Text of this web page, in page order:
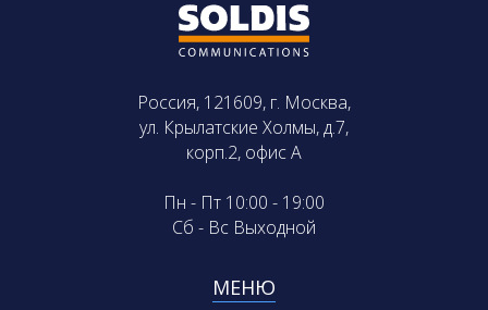
Россия, 121609, г. Москва,
ул. Крылатские Холмы, д.7,
корп.2, офис А
Пн - Пт 10:00 - 19:00
Сб - Вс Выходной
МЕНЮ